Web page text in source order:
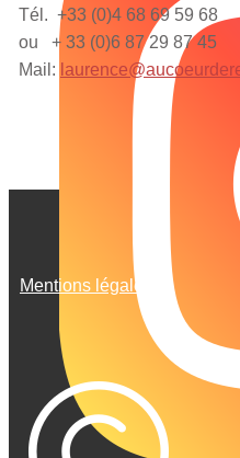
Tél. +33 (0)4 68 69 59 68
ou + 33 (0)6 87 29 87 45
Mail:
Mentions légales